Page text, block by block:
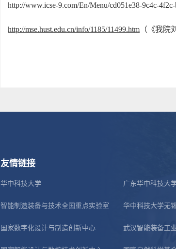
http://www.icse-9.com/En/Menu/cd051e38-9c4c-
http://mse.hust.edu.cn/info/1185/11499.htm （《我院
友情链接
华中科技大学 广东华中科技大
智能制造装备与技术全国重点实验室 华中科技大学无
国家数字化设计与制造创新中心 武汉智能装备工